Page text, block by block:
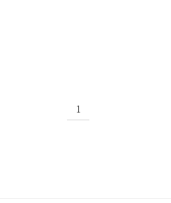
1